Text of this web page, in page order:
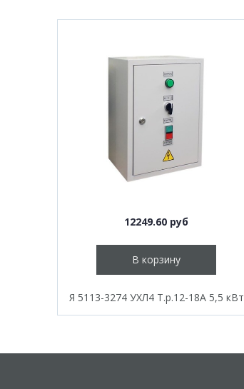
12249.60 руб
В корзину
Я 5113-3274 УХЛ4 Т.р.12-18А 5,5 кВт